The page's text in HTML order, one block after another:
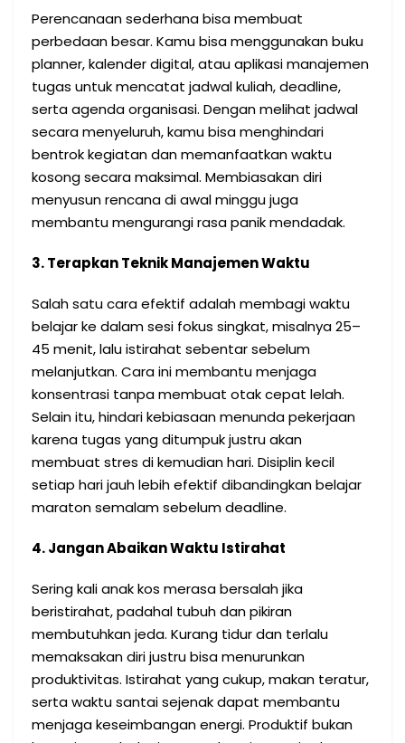
Perencanaan sederhana bisa membuat
perbedaan besar. Kamu bisa menggunakan buku
planner, kalender digital, atau aplikasi manajemen
tugas untuk mencatat jadwal kuliah, deadline,
serta agenda organisasi. Dengan melihat jadwal
secara menyeluruh, kamu bisa menghindari
bentrok kegiatan dan memanfaatkan waktu
kosong secara maksimal. Membiasakan diri
menyusun rencana di awal minggu juga
membantu mengurangi rasa panik mendadak.
3. Terapkan Teknik Manajemen Waktu
Salah satu cara efektif adalah membagi waktu
belajar ke dalam sesi fokus singkat, misalnya 25–
45 menit, lalu istirahat sebentar sebelum
melanjutkan. Cara ini membantu menjaga
konsentrasi tanpa membuat otak cepat lelah.
Selain itu, hindari kebiasaan menunda pekerjaan
karena tugas yang ditumpuk justru akan
membuat stres di kemudian hari. Disiplin kecil
setiap hari jauh lebih efektif dibandingkan belajar
maraton semalam sebelum deadline.
4. Jangan Abaikan Waktu Istirahat
Sering kali anak kos merasa bersalah jika
beristirahat, padahal tubuh dan pikiran
membutuhkan jeda. Kurang tidur dan terlalu
memaksakan diri justru bisa menurunkan
produktivitas. Istirahat yang cukup, makan teratur,
serta waktu santai sejenak dapat membantu
menjaga keseimbangan energi. Produktif bukan